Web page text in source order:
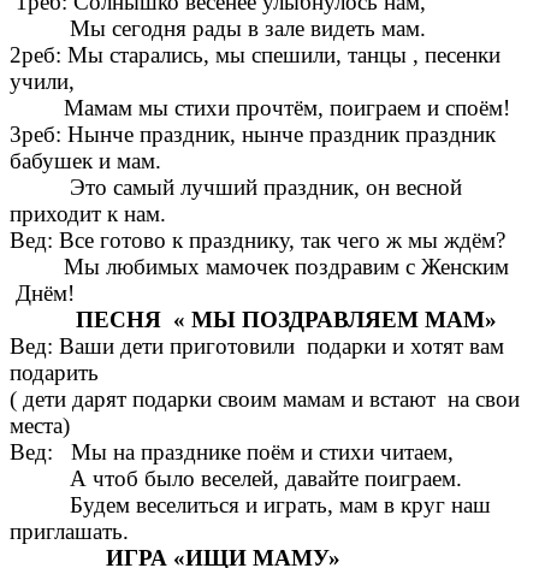
Мы сегодня рады в зале видеть мам.
2реб: Мы старались, мы спешили, танцы , песенки
учили,
Мамам мы стихи прочтём, поиграем и споём!
3реб: Нынче праздник, нынче праздник праздник
бабушек и мам.
Это самый лучший праздник, он весной
приходит к нам.
Вед: Все готово к празднику, так чего ж мы ждём?
Мы любимых мамочек поздравим с Женским
Днём!
ПЕСНЯ « МЫ ПОЗДРАВЛЯЕМ МАМ»
Вед: Ваши дети приготовили подарки и хотят вам
подарить
( дети дарят подарки своим мамам и встают на свои
места)
Вед: Мы на празднике поём и стихи читаем,
А чтоб было веселей, давайте поиграем.
Будем веселиться и играть, мам в круг наш
приглашать.
ИГРА «ИЩИ МАМУ»